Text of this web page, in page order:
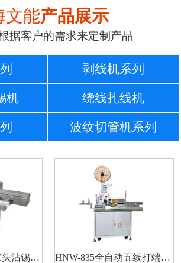
文能产品展示
据客户的需求来定制产品
剥线机系列
机 绕线扎线机
波纹切管机系列
HWN-809全自动双头沾锡机（伺服） HNW-835全自动五线打端沾锡机